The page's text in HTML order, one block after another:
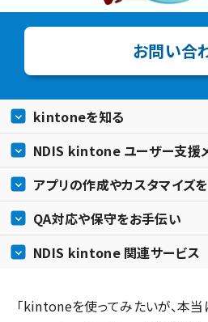
お問い合
kintoneを知る
NDIS kintone ユーザー支援
アプリの作成やカスタマイズ
QA対応や保守をお手伝い
NDIS kintone 関連サービス
「kintoneを使ってみたいが、本当